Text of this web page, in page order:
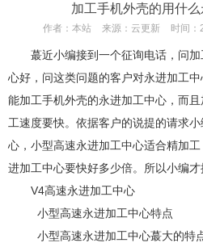
加工手机外壳的用什
作者： 本站 来源： 云更新 时间：
蕞近小编接到一个征询电话，问
心好，问这类问题的客户对永进加工
能加工手机外壳的永进加工中心，而
工速度要快。依据客户的说提的请求
心，小型高速永进加工中心适合精加
进加工中心要快好多少倍。所以小编才
V4高速永进加工中心
小型高速永进加工中心特点
小型高速永进加工中心蕞大的特